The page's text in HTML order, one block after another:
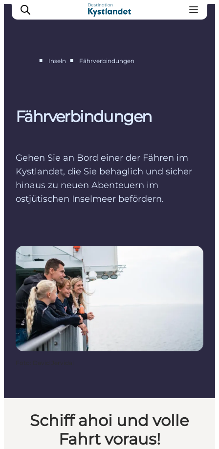
Hjarnø
Alrø
■ Inseln ■ Fährverbindungen
Fährverbindungen
Gehen Sie an Bord einer der Fähren im
Kystlandet, die Sie behaglich und sicher
hinaus zu neuen Abenteuern im
ostjütischen Inselmeer befördern.
Foto David Jervidal
Schiff ahoi und volle
Fahrt voraus!